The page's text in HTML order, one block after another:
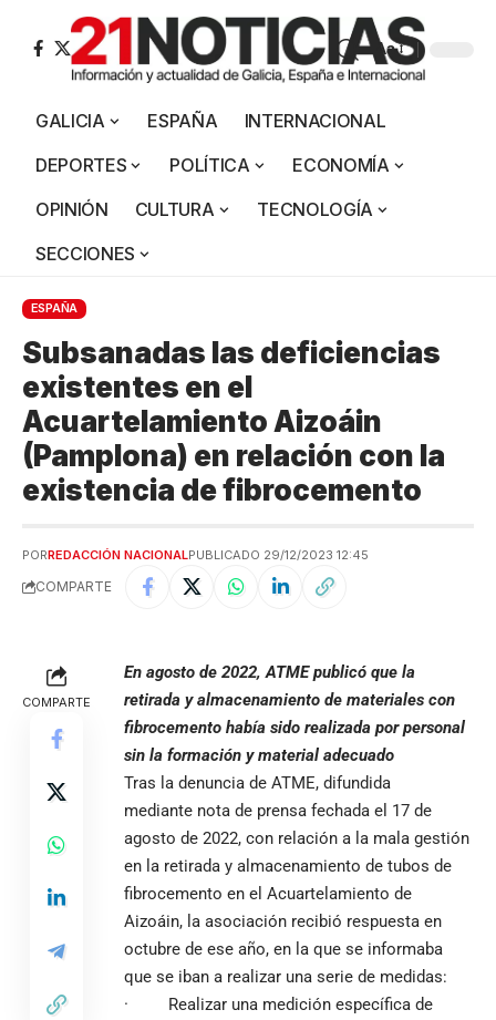
Aa
GALICIA ESPAÑA
INTERNACIONAL
DEPORTES
POLÍTICA
ECONOMÍA
OPINIÓN
CULTURA
TECNOLOGÍA
SECCIONES
ESPAÑA
Subsanadas las deficiencias
existentes en el
Acuartelamiento Aizoáin
(Pamplona) en relación con la
existencia de fibrocemento
PORREDACCIÓN NACIONALPUBLICADO 29/12/2023 12:45
COMPARTE
COMPARTE
En agosto de 2022, ATME publicó que la
retirada y almacenamiento de materiales con
fibrocemento había sido realizada por personal
sin la formación y material adecuado
Tras la denuncia de ATME, difundida
mediante nota de prensa fechada el 17 de
agosto de 2022, con relación a la mala gestión
en la retirada y almacenamiento de tubos de
fibrocemento en el Acuartelamiento de
Aizoáin, la asociación recibió respuesta en
octubre de ese año, en la que se informaba
que se iban a realizar una serie de medidas:
· Realizar una medición específica de